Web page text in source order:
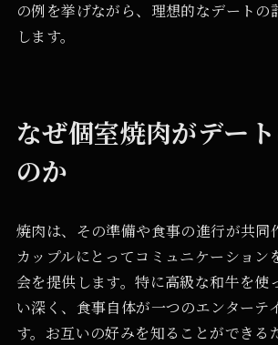
の例を挙げながら、理想的なデートの
します。
なぜ個室焼肉がデー
のか
焼肉は、その準備や食事の進行が共同
カップルにとってコミュニケーション
会を提供します。特に高級な和牛を使
い深く、食事自体が一つのエンターテ
す。お互いの好みを知ることができる